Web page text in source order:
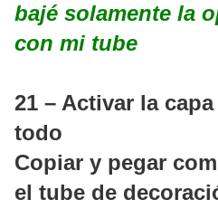
bajé solamente la
con mi tube
21 – Activar la
todo
Copiar y pegar
el tube de